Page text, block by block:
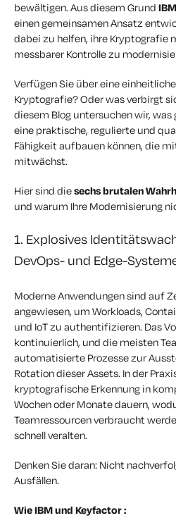
bewältigen. Aus diesem Grund
einen gemeinsamen Ansatz
dabei zu helfen, ihre Kryptografie
messbarer Kontrolle zu
Verfügen Sie über eine
Kryptografie? Oder was verbirgt
diesem Blog untersuchen wir,
eine praktische, regulierte und
Fähigkeit aufbauen können, die
mitwächst.
Hier sind diesechs brutalen
und warum Ihre Modernisierung
1. Explosives
DevOps- und Edge-
Moderne Anwendungen sind auf
angewiesen, um Workloads,
und IoT zu authentifizieren. Das
kontinuierlich, und die meisten
automatisierte Prozesse zur
Rotation dieser Assets. In der
kryptografische Erkennung in
Wochen oder Monate dauern,
Teamressourcen verbraucht
schnell veralten.
Denken Sie daran: Nicht
Ausfällen.
Wie IBM und Keyfactor :